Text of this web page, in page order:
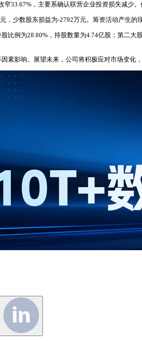
33.67%，主要系确认联营企业投资损失减少
少数股东损益为-2792万元。筹资活动产生
比例为28.80%，持股数量为4.74亿股；第二
素影响。展望未来，公司将积极应对市场变化